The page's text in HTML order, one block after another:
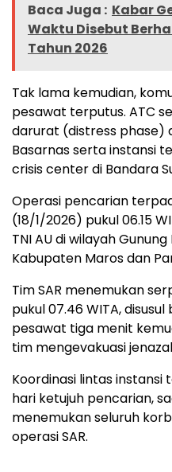
Baca Juga : Kabar
Waktu Disebut
Tahun 2026
Tak lama kemudian,
pesawat terputus. ATC
darurat (distress phase)
Basarnas serta instansi
crisis center di Bandara
Operasi pencarian
(18/1/2026) pukul 06.15
TNI AU di wilayah
Kabupaten Maros dan
Tim SAR menemukan
pukul 07.46 WITA,
pesawat tiga menit
tim mengevakuasi
Koordinasi lintas instansi
hari ketujuh pencarian,
menemukan seluruh
operasi SAR.